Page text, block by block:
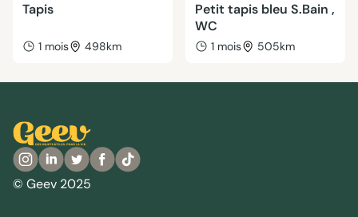
Tapis
1 mois 498km
Petit tapis bleu S.Bain ,
WC
1 mois 505km
© Geev 2025